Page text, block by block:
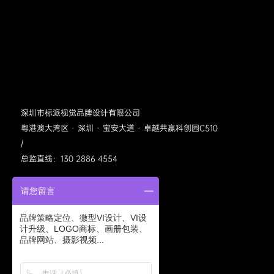
深圳市标派视觉品牌设计有限公司
粤港澳大湾区 · 深圳 · 宝安大道 · 卓越共赢科创园C510
/
总监直线：130 2886 4554
标派视觉公众号
请您留言
品牌策略定位、微型VI设计、VI设
计升级、LOGO商标、画册包装、
品牌网站、摄影视频...